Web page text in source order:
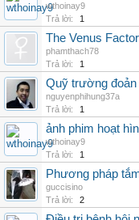
wthoinay9
Trả lời:
1
The Venus
phamthach78
Trả lời:
1
Quỹ trường đoản
nguyenphihung37a
Trả lời:
1
ảnh phim hoạt
wthoinay9
Trả lời:
1
Phương pháp
guccisino
Trả lời:
2